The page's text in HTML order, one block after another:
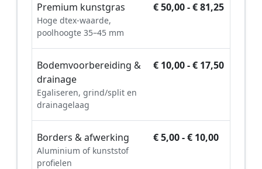
Premium kunstgras
Hoge dtex-waarde,
poolhoogte 35–45 mm
€ 50,00 - € 81,25
Bodemvoorbereiding &
drainage
Egaliseren, grind/split en
drainagelaag
€ 10,00 - € 17,50
Borders & afwerking
Aluminium of kunststof
profielen
€ 5,00 - € 10,00